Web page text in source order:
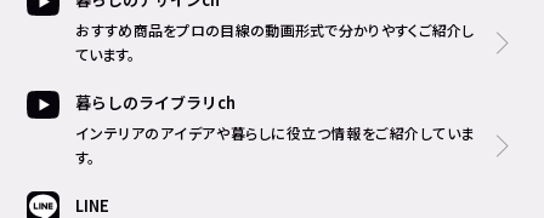
おすすめ商品をプロの目線の動画形式で分かりやすくご紹介し
ています。
暮らしのライブラリch
インテリアのアイデアや暮らしに役立つ情報をご紹介していま
す。
LINE